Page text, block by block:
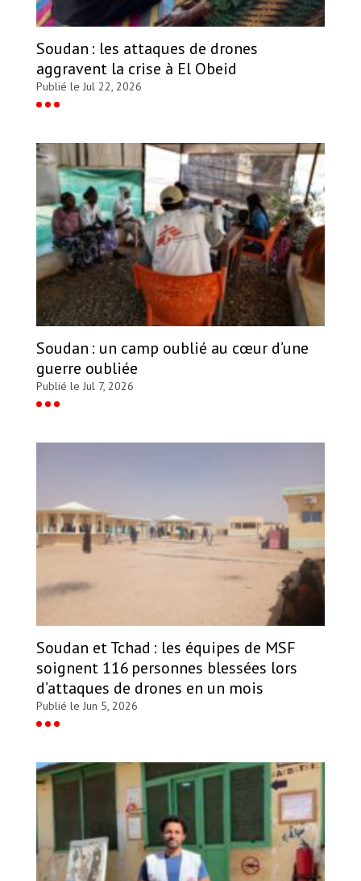
Soudan : les attaques de drones
aggravent la crise à El Obeid
Publié le Jul 22, 2026
Soudan : un camp oublié au cœur d’une
guerre oubliée
Publié le Jul 7, 2026
Soudan et Tchad : les équipes de MSF
soignent 116 personnes blessées lors
d’attaques de drones en un mois
Publié le Jun 5, 2026